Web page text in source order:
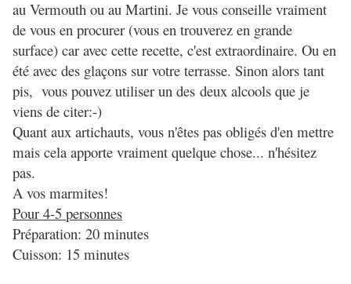
au Vermouth ou au Martini. Je vous conseille vraiment
de vous en procurer (vous en trouverez en grande
surface) car avec cette recette, c'est extraordinaire. Ou en
été avec des glaçons sur votre terrasse. Sinon alors tant
pis, vous pouvez utiliser un des deux alcools que je
viens de citer:-)
Quant aux artichauts, vous n'êtes pas obligés d'en mettre
mais cela apporte vraiment quelque chose... n'hésitez
pas.
A vos marmites!
Pour 4-5 personnes
Préparation: 20 minutes
Cuisson: 15 minutes